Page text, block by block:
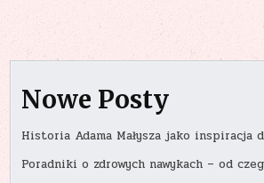
Nowe Posty
Historia Adama Małysza jako inspiracja
Poradniki o zdrowych nawykach – od